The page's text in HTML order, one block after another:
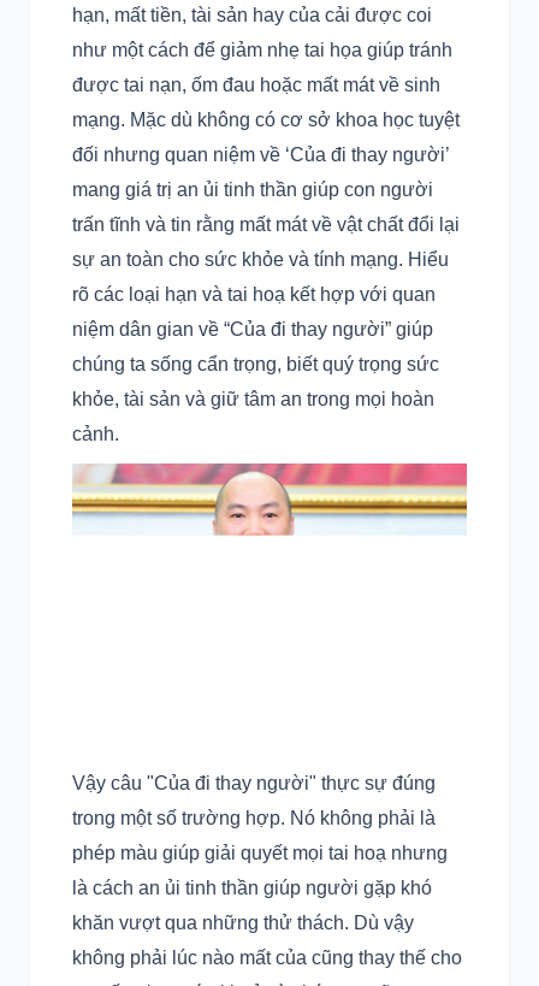
hạn, mất tiền, tài sản hay của cải được coi
như một cách để giảm nhẹ tai họa giúp tránh
được tai nạn, ốm đau hoặc mất mát về sinh
mạng. Mặc dù không có cơ sở khoa học tuyệt
đối nhưng quan niệm về ‘Của đi thay người’
mang giá trị an ủi tinh thần giúp con người
trấn tĩnh và tin rằng mất mát về vật chất đổi lại
sự an toàn cho sức khỏe và tính mạng. Hiểu
rõ các loại hạn và tai hoạ kết hợp với quan
niệm dân gian về “Của đi thay người” giúp
chúng ta sống cẩn trọng, biết quý trọng sức
khỏe, tài sản và giữ tâm an trong mọi hoàn
cảnh.
Vậy câu "Của đi thay người" thực sự đúng
trong một số trường hợp. Nó không phải là
phép màu giúp giải quyết mọi tai hoạ nhưng
là cách an ủi tinh thần giúp người gặp khó
khăn vượt qua những thử thách. Dù vậy
không phải lúc nào mất của cũng thay thế cho